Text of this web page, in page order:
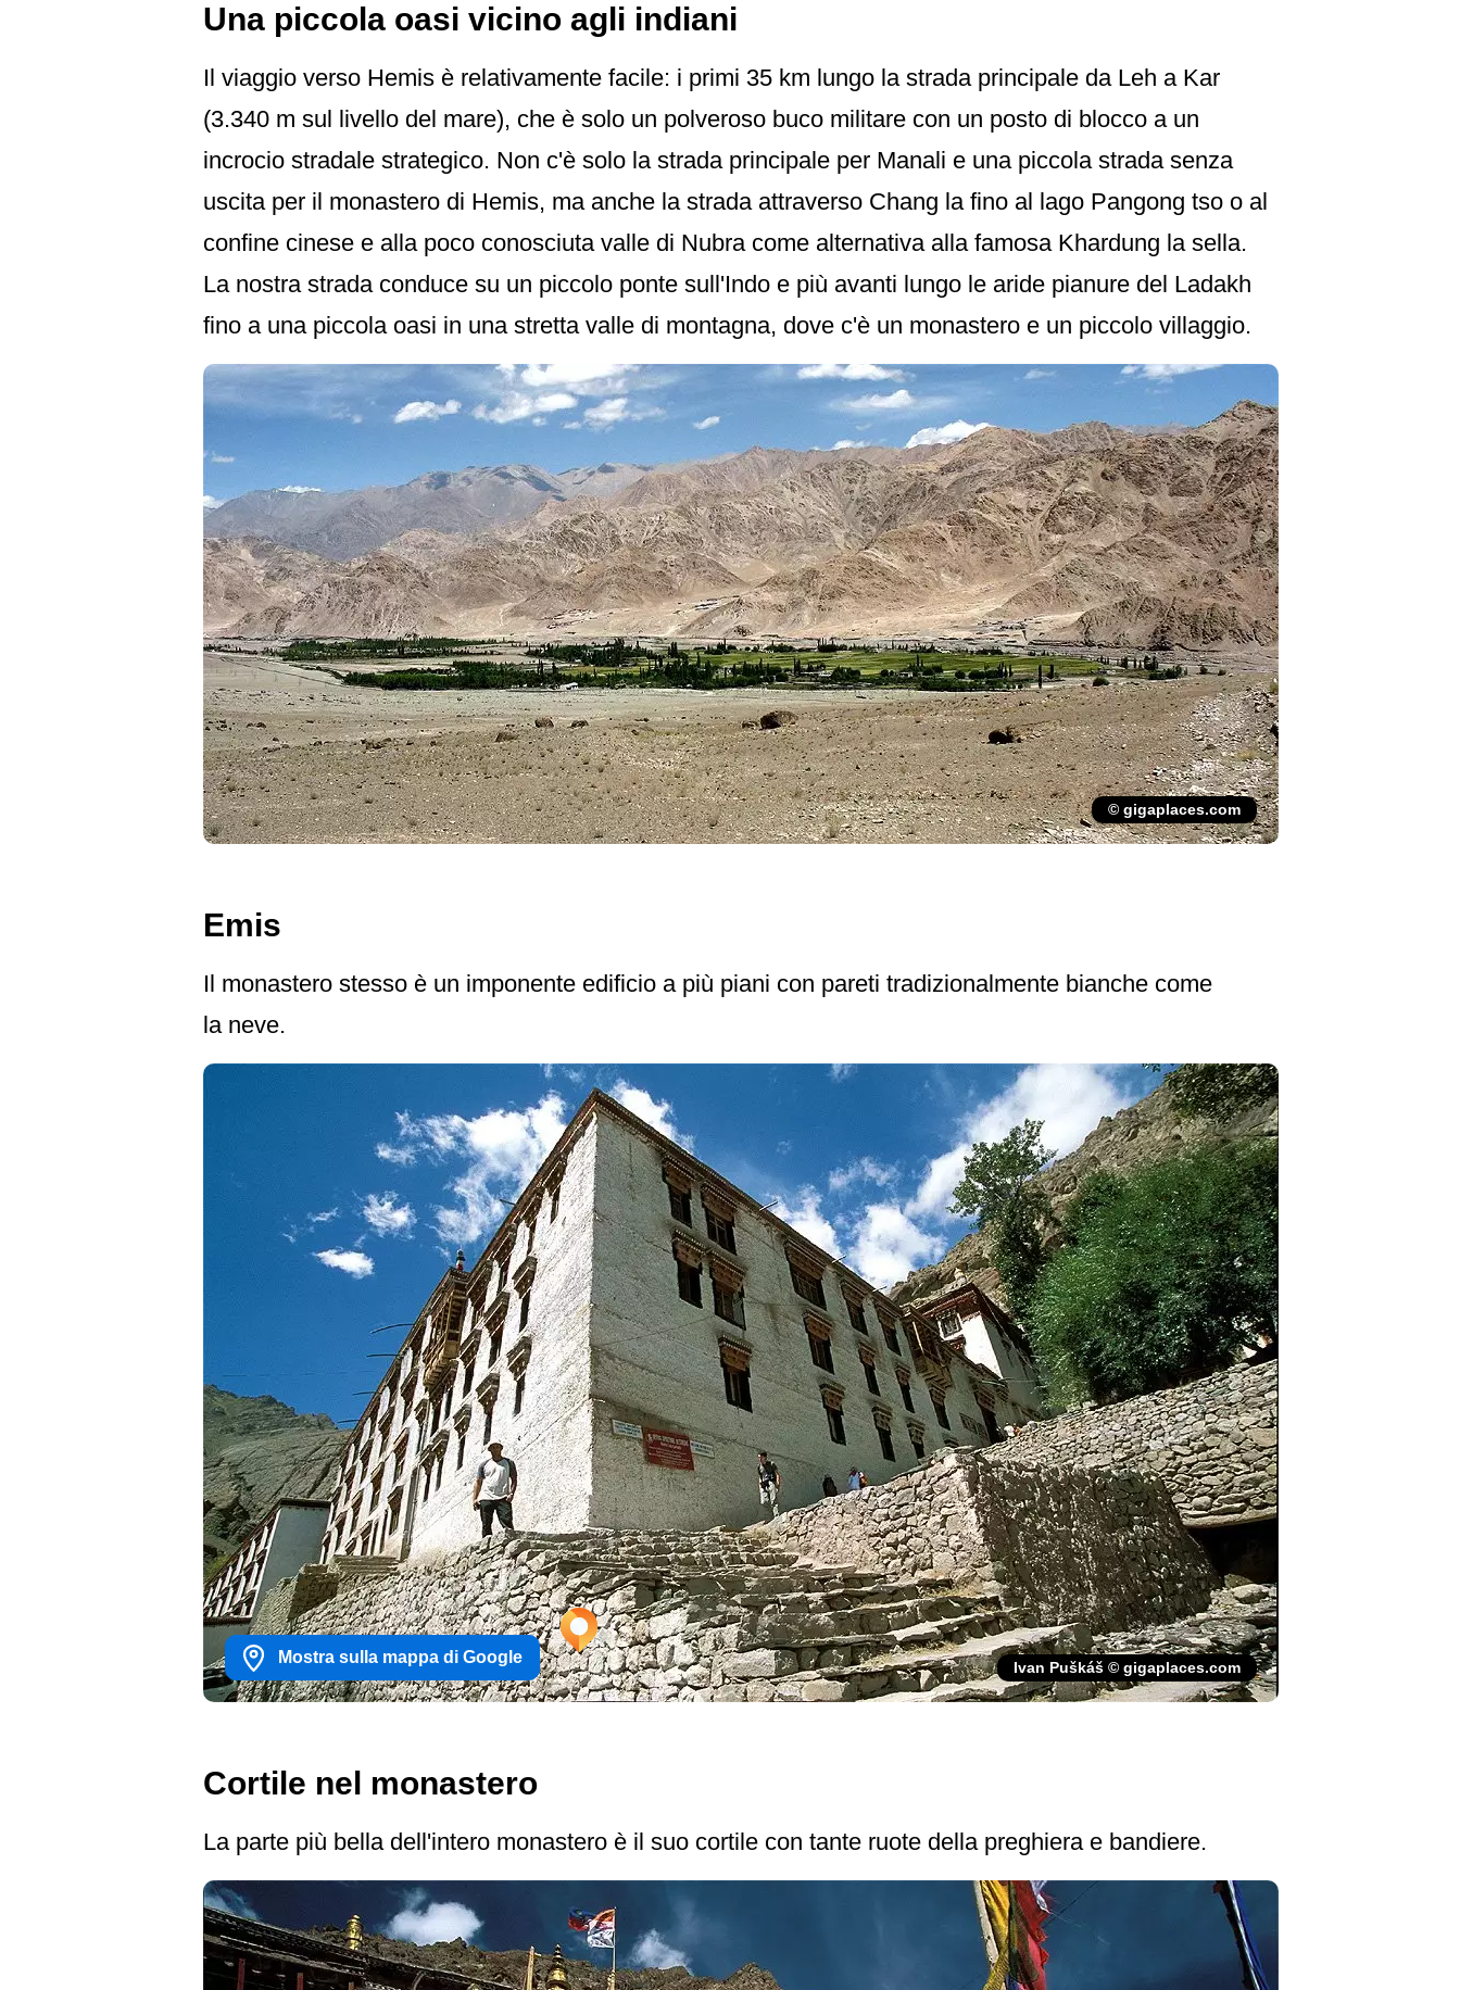
Una piccola oasi vicino agli indiani
Il viaggio verso Hemis è relativamente facile: i primi 35 km lungo la strada principale da Leh a Kar
(3.340 m sul livello del mare), che è solo un polveroso buco militare con un posto di blocco a un
incrocio stradale strategico. Non c'è solo la strada principale per Manali e una piccola strada senza
uscita per il monastero di Hemis, ma anche la strada attraverso Chang la fino al lago Pangong tso o al
confine cinese e alla poco conosciuta valle di Nubra come alternativa alla famosa Khardung la sella.
La nostra strada conduce su un piccolo ponte sull'Indo e più avanti lungo le aride pianure del Ladakh
fino a una piccola oasi in una stretta valle di montagna, dove c'è un monastero e un piccolo villaggio.
© gigaplaces.com
Emis
Il monastero stesso è un imponente edificio a più piani con pareti tradizionalmente bianche come
la neve.
Mostra sulla mappa di Google
Ivan Puškáš © gigaplaces.com
Cortile nel monastero
La parte più bella dell'intero monastero è il suo cortile con tante ruote della preghiera e bandiere.